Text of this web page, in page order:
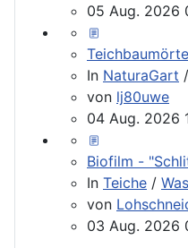
05 Aug. 2026
In NaturaGart /
von lj80uwe
04 Aug. 2026
Biofilm -
In Teiche /
von
03 Aug. 2026